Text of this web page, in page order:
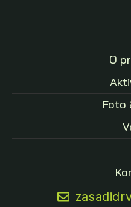
O
Foto